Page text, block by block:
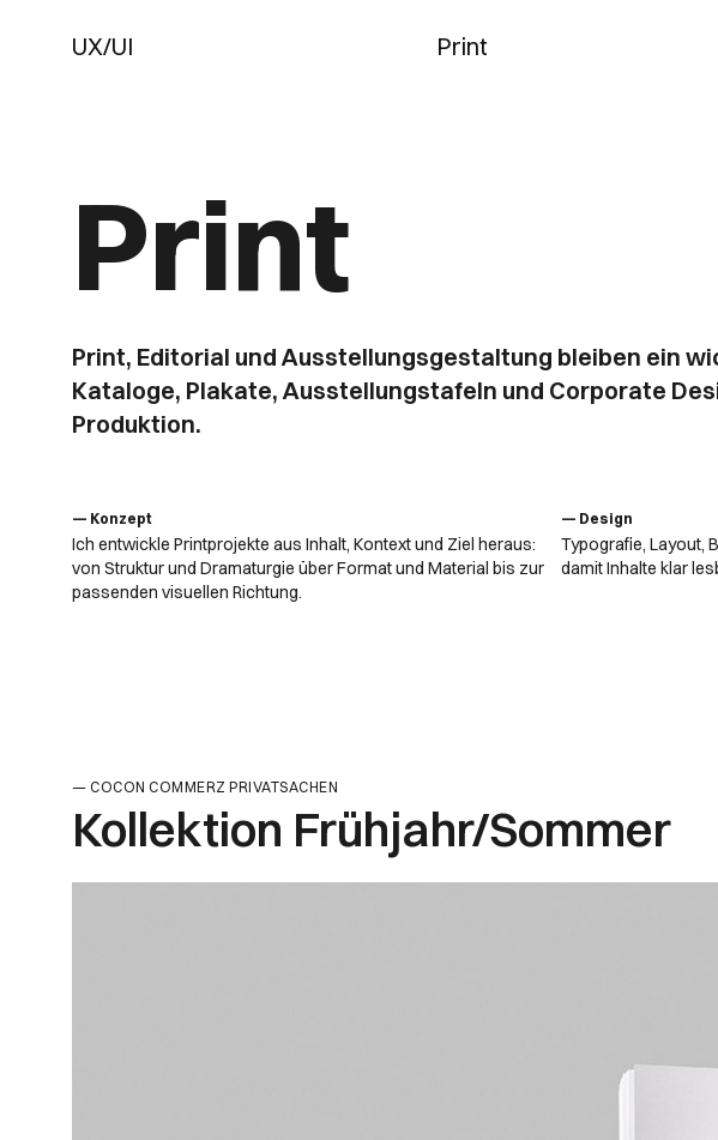
UX/UI Print
Print
Print, Editorial und Ausstellungs­gestaltung bleiben ein
Kataloge, Plakate, Ausstellungstafeln und Corporate
Produktion.
— Konzept
Ich entwickle Printprojekte aus Inhalt, Kontext und Ziel heraus:
von Struktur und Dramaturgie über Format und Material bis zur
passenden visuellen Richtung.
— Design
Typografie, Layout,
damit Inhalte klar
COCON COMMERZ PRIVATSACHEN
Kollektion Frühjahr/Sommer